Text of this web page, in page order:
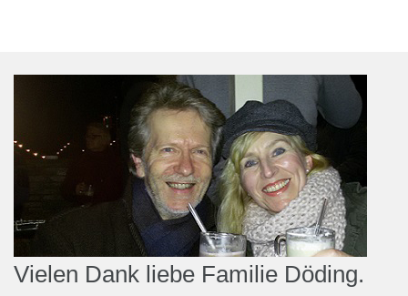
Vielen Dank liebe Familie Döding.